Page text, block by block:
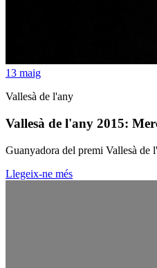
13 maig
Vallesà de l'any
Vallesà de l'any 2015:
Guanyadora del premi Vallesà de
Llegeix-ne més